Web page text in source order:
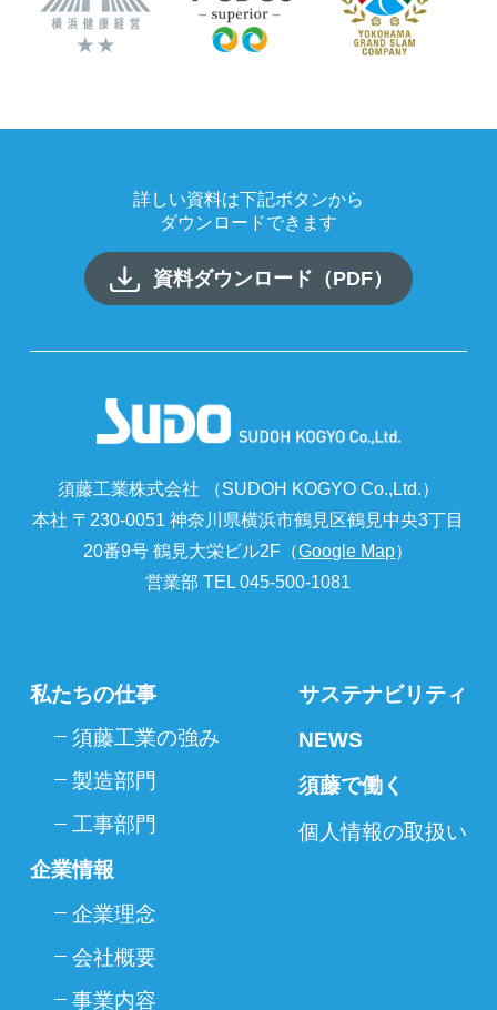
詳しい資料は下記ボタンから
ダウンロードできます
資料ダウンロード（PDF）
須藤工業株式会社 （SUDOH KOGYO Co.,Ltd.）
本社 〒230-0051 神奈川県横浜市鶴見区鶴見中央3丁目
20番9号 鶴見大栄ビル2F（Google Map）
営業部 TEL 045-500-1081
私たちの仕事
須藤工業の強み
製造部門
工事部門
企業情報
企業理念
会社概要
事業内容
サステナビリティ
NEWS
須藤で働く
個人情報の取扱い